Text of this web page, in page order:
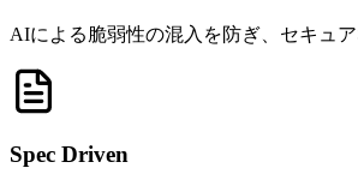
AIによる脆弱性の混入を防ぎ、セキュ
Spec Driven